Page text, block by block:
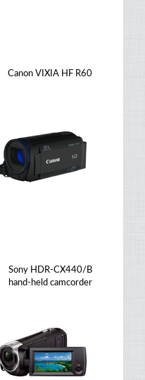
Canon VIXIA HF R60
Sony HDR-CX440/B
hand-held camcorder